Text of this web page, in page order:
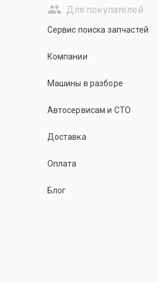
Для покупателей
Сервис поиска запчастей
Компании
Машины в разборе
Автосервисам и СТО
Доставка
Оплата
Блог